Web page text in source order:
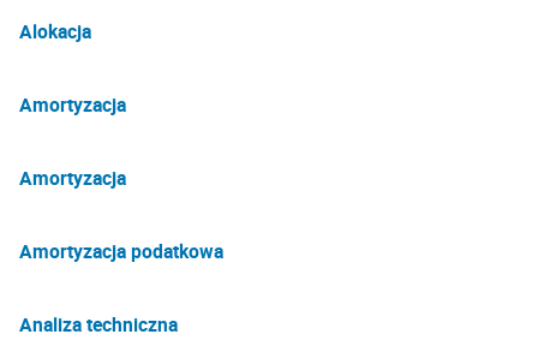
Alokacja
Amortyzacja
Amortyzacja
Amortyzacja podatkowa
Analiza techniczna